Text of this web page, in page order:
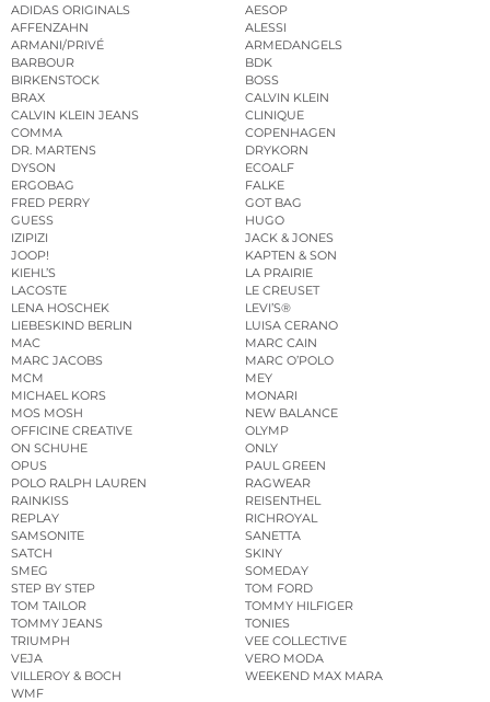
ADIDAS ORIGINALS
AESOP
AFFENZAHN
ALESSI
ARMANI/PRIVÉ
ARMEDANGELS
BARBOUR
BDK
BIRKENSTOCK
BOSS
BRAX
CALVIN KLEIN
CALVIN KLEIN JEANS
CLINIQUE
COMMA
COPENHAGEN
DR. MARTENS
DRYKORN
DYSON
ECOALF
ERGOBAG
FALKE
FRED PERRY
GOT BAG
GUESS
HUGO
IZIPIZI
JACK & JONES
JOOP!
KAPTEN & SON
KIEHL’S
LA PRAIRIE
LACOSTE
LE CREUSET
LENA HOSCHEK
LEVI’S®
LIEBESKIND BERLIN
LUISA CERANO
MAC
MARC CAIN
MARC JACOBS
MARC O’POLO
MCM
MEY
MICHAEL KORS
MONARI
MOS MOSH
NEW BALANCE
OFFICINE CREATIVE
OLYMP
ON SCHUHE
ONLY
OPUS
PAUL GREEN
POLO RALPH LAUREN
RAGWEAR
RAINKISS
REISENTHEL
REPLAY
RICHROYAL
SAMSONITE
SANETTA
SATCH
SKINY
SMEG
SOMEDAY
STEP BY STEP
TOM FORD
TOM TAILOR
TOMMY HILFIGER
TOMMY JEANS
TONIES
TRIUMPH
VEE COLLECTIVE
VEJA
VERO MODA
VILLEROY & BOCH
WEEKEND MAX MARA
WMF